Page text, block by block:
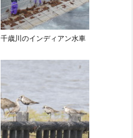
千歳川のインディアン水車